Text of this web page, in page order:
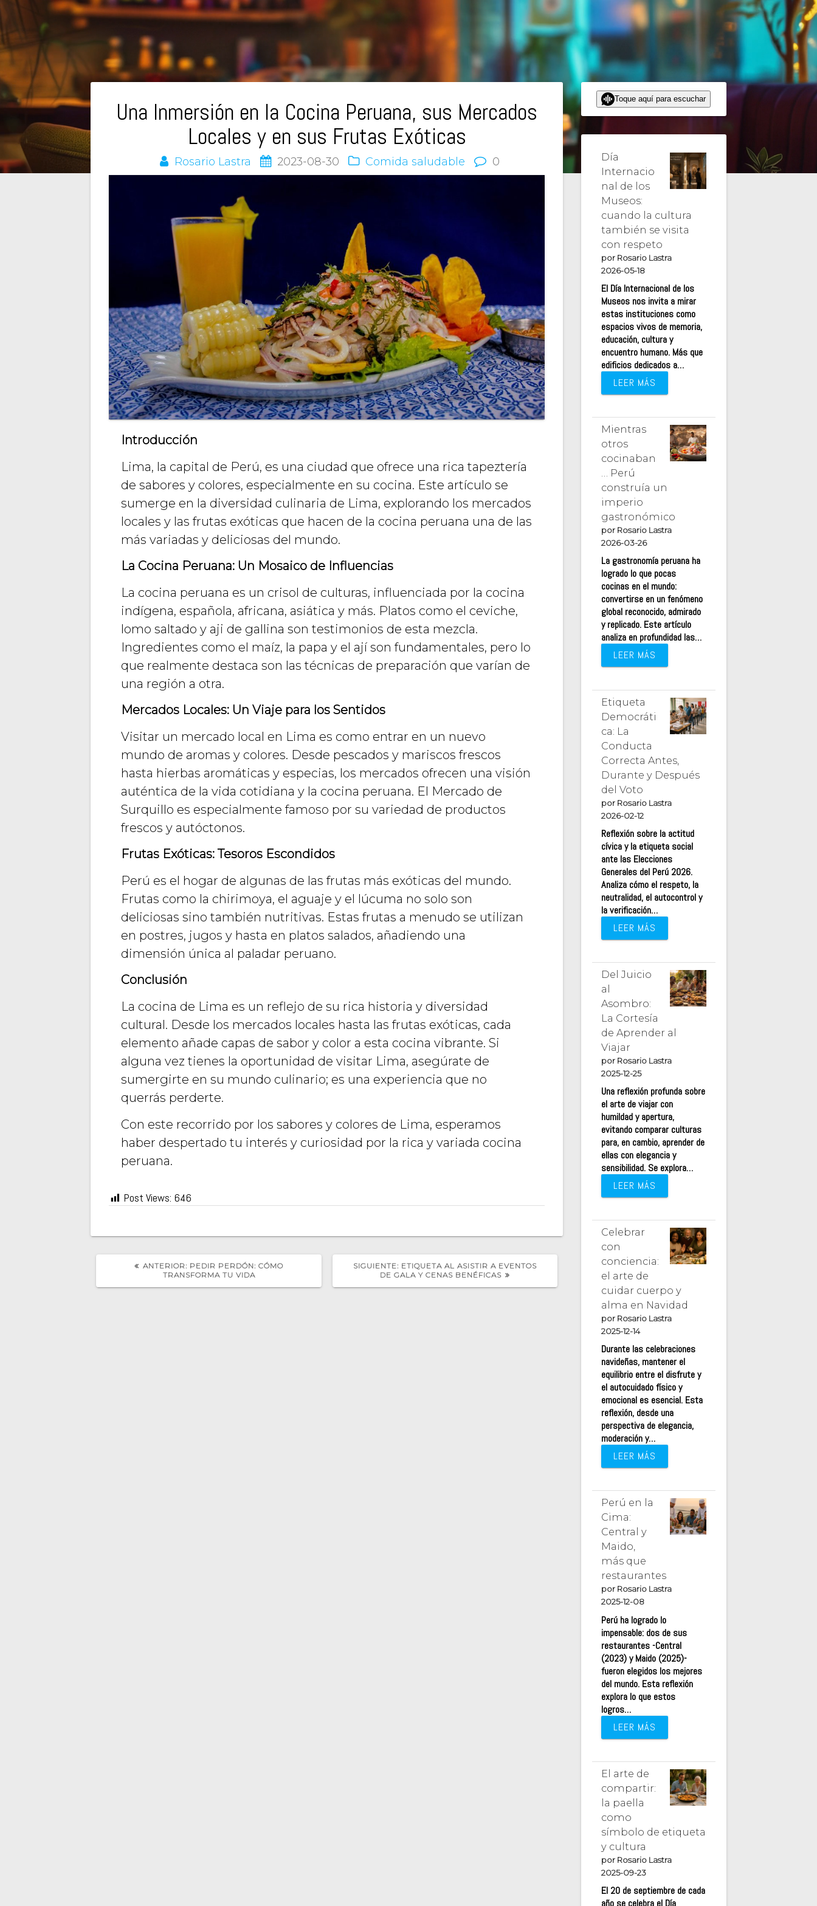
Una Inmersión en la Cocina Peruana, sus Mercados
Locales y en sus Frutas Exóticas
Rosario Lastra 2023-08-30 Comida saludable 0
Introducción
Lima, la capital de Perú, es una ciudad que ofrece una rica tapeztería
de sabores y colores, especialmente en su cocina. Este artículo se
sumerge en la diversidad culinaria de Lima, explorando los mercados
locales y las frutas exóticas que hacen de la cocina peruana una de las
más variadas y deliciosas del mundo.
La Cocina Peruana: Un Mosaico de Influencias
La cocina peruana es un crisol de culturas, influenciada por la cocina
indígena, española, africana, asiática y más. Platos como el ceviche,
lomo saltado y aji de gallina son testimonios de esta mezcla.
Ingredientes como el maíz, la papa y el ají son fundamentales, pero lo
que realmente destaca son las técnicas de preparación que varían de
una región a otra.
Mercados Locales: Un Viaje para los Sentidos
Visitar un mercado local en Lima es como entrar en un nuevo
mundo de aromas y colores. Desde pescados y mariscos frescos
hasta hierbas aromáticas y especias, los mercados ofrecen una visión
auténtica de la vida cotidiana y la cocina peruana. El Mercado de
Surquillo es especialmente famoso por su variedad de productos
frescos y autóctonos.
Frutas Exóticas: Tesoros Escondidos
Perú es el hogar de algunas de las frutas más exóticas del mundo.
Frutas como la chirimoya, el aguaje y el lúcuma no solo son
deliciosas sino también nutritivas. Estas frutas a menudo se utilizan
en postres, jugos y hasta en platos salados, añadiendo una
dimensión única al paladar peruano.
Conclusión
La cocina de Lima es un reflejo de su rica historia y diversidad
cultural. Desde los mercados locales hasta las frutas exóticas, cada
elemento añade capas de sabor y color a esta cocina vibrante. Si
alguna vez tienes la oportunidad de visitar Lima, asegúrate de
sumergirte en su mundo culinario; es una experiencia que no
querrás perderte.
Con este recorrido por los sabores y colores de Lima, esperamos
haber despertado tu interés y curiosidad por la rica y variada cocina
peruana.
Post Views: 646
Navegación
de
entradas
ANTERIOR: POST
ANTERIOR:
PEDIR PERDÓN: CÓMO
TRANSFORMA TU VIDA
SIGUIENTE: SIGUIENTE
POST:
ETIQUETA AL ASISTIR A EVENTOS
DE GALA Y CENAS BENÉFICAS
Toque aquí para escuchar
Día
Internacio
nal de los
Museos:
cuando la cultura
también se visita
con respeto
por Rosario Lastra
2026-05-18
El Día Internacional de los
Museos nos invita a mirar
estas instituciones como
espacios vivos de memoria,
educación, cultura y
encuentro humano. Más que
edificios dedicados a…
LEER MÁS
Mientras
otros
cocinaban
… Perú
construía un
imperio
gastronómico
por Rosario Lastra
2026-03-26
La gastronomía peruana ha
logrado lo que pocas
cocinas en el mundo:
convertirse en un fenómeno
global reconocido, admirado
y replicado. Este artículo
analiza en profundidad las…
LEER MÁS
Etiqueta
Democráti
ca: La
Conducta
Correcta Antes,
Durante y Después
del Voto
por Rosario Lastra
2026-02-12
Reflexión sobre la actitud
cívica y la etiqueta social
ante las Elecciones
Generales del Perú 2026.
Analiza cómo el respeto, la
neutralidad, el autocontrol y
la verificación…
LEER MÁS
Del Juicio
al
Asombro:
La Cortesía
de Aprender al
Viajar
por Rosario Lastra
2025-12-25
Una reflexión profunda sobre
el arte de viajar con
humildad y apertura,
evitando comparar culturas
para, en cambio, aprender de
ellas con elegancia y
sensibilidad. Se explora…
LEER MÁS
Celebrar
con
conciencia:
el arte de
cuidar cuerpo y
alma en Navidad
por Rosario Lastra
2025-12-14
Durante las celebraciones
navideñas, mantener el
equilibrio entre el disfrute y
el autocuidado físico y
emocional es esencial. Esta
reflexión, desde una
perspectiva de elegancia,
moderación y…
LEER MÁS
Perú en la
Cima:
Central y
Maido,
más que
restaurantes
por Rosario Lastra
2025-12-08
Perú ha logrado lo
impensable: dos de sus
restaurantes -Central
(2023) y Maido (2025)-
fueron elegidos los mejores
del mundo. Esta reflexión
explora lo que estos
logros…
LEER MÁS
El arte de
compartir:
la paella
como
símbolo de etiqueta
y cultura
por Rosario Lastra
2025-09-23
El 20 de septiembre de cada
año se celebra el Día
e